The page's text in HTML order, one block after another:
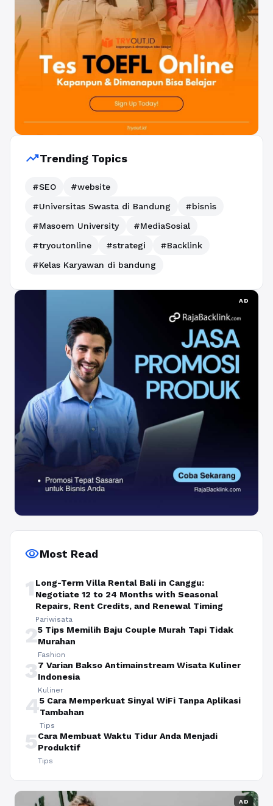
trending_upTrending Topics
#SEO
#website
#Universitas Swasta di Bandung
#bisnis
#Masoem University
#MediaSosial
#tryoutonline
#strategi
#Backlink
#Kelas Karyawan di bandung
AD
visibilityMost Read
1 Long-Term Villa Rental Bali in Canggu:
Negotiate 12 to 24 Months with Seasonal
Repairs, Rent Credits, and Renewal Timing
Pariwisata
25 Tips Memilih Baju Couple Murah Tapi Tidak
Murahan
Fashion
37 Varian Bakso Antimainstream Wisata Kuliner
Indonesia
Kuliner
45 Cara Memperkuat Sinyal WiFi Tanpa Aplikasi
Tambahan
Tips
5Cara Membuat Waktu Tidur Anda Menjadi
Produktif
Tips
AD